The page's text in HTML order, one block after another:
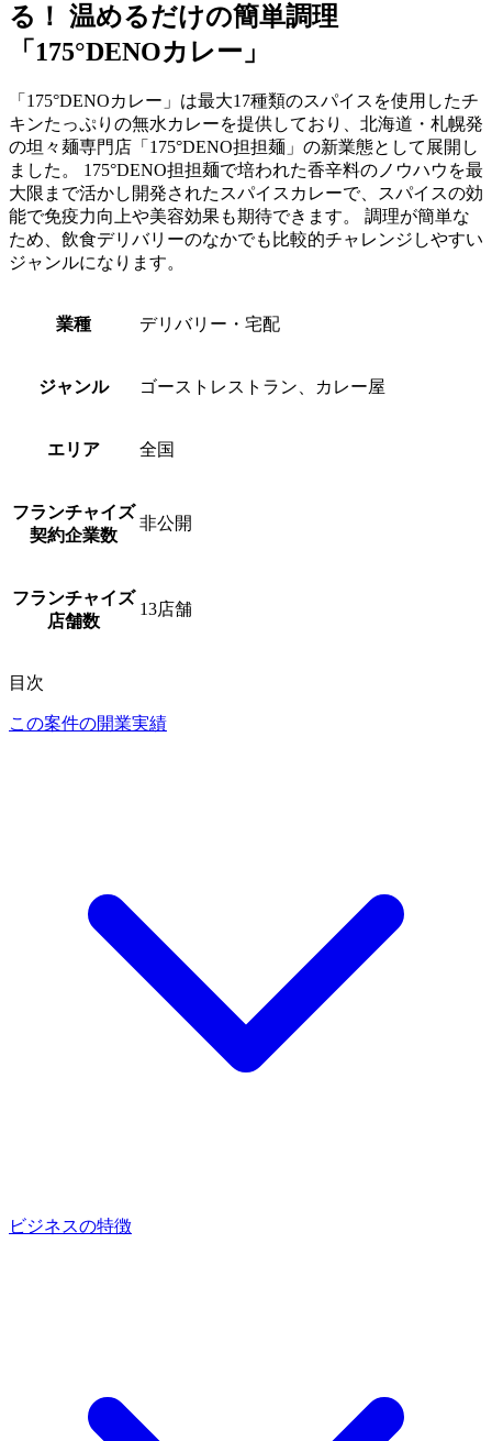
る！ 温めるだけの簡単調理
「175°DENOカレー」
「175°DENOカレー」は最大17種類のスパイスを使用したチ
キンたっぷりの無水カレーを提供しており、北海道・札幌発
の坦々麺専門店「175°DENO担担麺」の新業態として展開し
ました。 175°DENO担担麺で培われた香辛料のノウハウを最
大限まで活かし開発されたスパイスカレーで、スパイスの効
能で免疫力向上や美容効果も期待できます。 調理が簡単な
ため、飲食デリバリーのなかでも比較的チャレンジしやすい
ジャンルになります。
業種 デリバリー・宅配
ジャンル ゴーストレストラン、カレー屋
エリア 全国
フランチャイズ
契約企業数
非公開
フランチャイズ
店舗数
13店舗
目次
この案件の開業実績
ビジネスの特徴